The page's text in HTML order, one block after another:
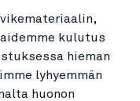
kulutus
hieman
lyhyemmän
huonon